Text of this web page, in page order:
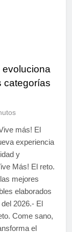
evoluciona
categorías
más! El
experiencia
y
Más! El reto.
mejores
elaborados
2026.- El
Come sano,
el